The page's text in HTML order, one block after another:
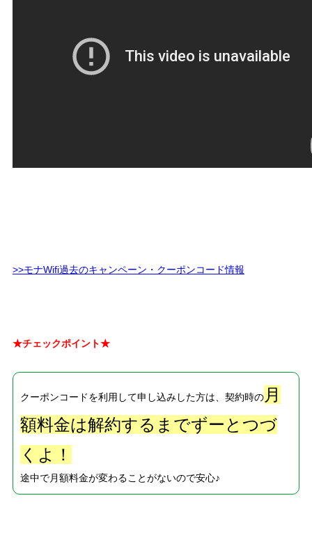
>>モナWifi過去のキャンペーン・クーポンコード情報
★チェックポイント★
クーポンコードを利用して申し込みした方は、契約時の月
額料金は解約するまでずーとつづ
くよ！
途中で月額料金が変わることがないので安心♪